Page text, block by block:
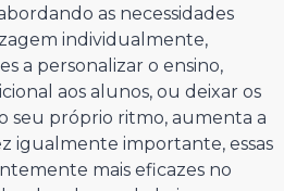
as necessidades
individualmente,
a personalizar o ensino,
aos alunos, ou deixar os
seu próprio ritmo, aumenta a
igualmente importante, essas
mais eficazes no